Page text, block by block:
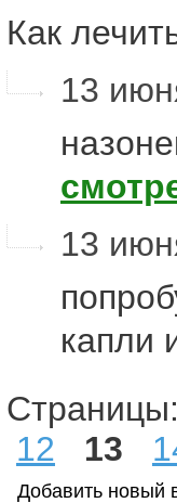
Как
13
13
капли
12
13
Добавить новый